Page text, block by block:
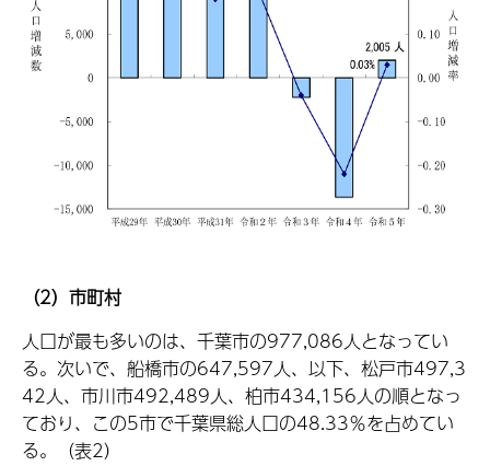
（2）市町村
人口が最も多いのは、千葉市の977,086人となってい
る。次いで、船橋市の647,597人、以下、松戸市497,3
42人、市川市492,489人、柏市434,156人の順となっ
ており、この5市で千葉県総人口の48.33％を占めてい
る。（表2）